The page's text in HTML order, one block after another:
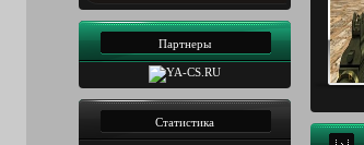
Партнеры
Статистика